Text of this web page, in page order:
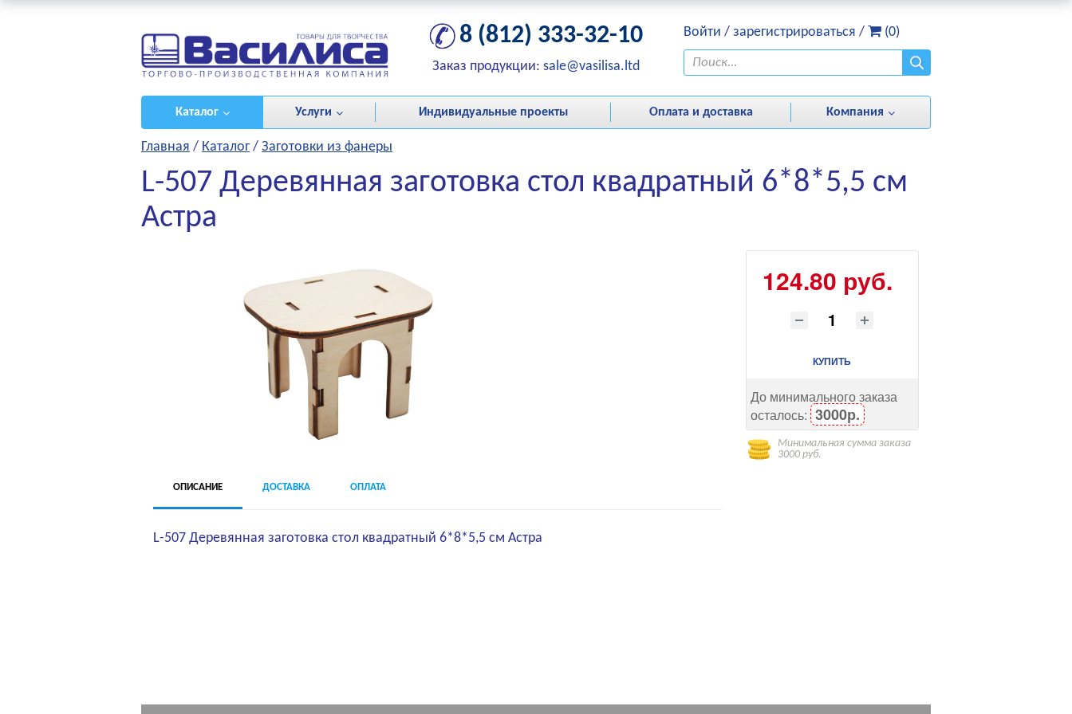
8 (812) 333-32-10
Заказ продукции: sale@vasilisa.ltd
Войти / зарегистрироваться / (0)
Каталог Услуги Индивидуальные проекты Оплата и доставка Компания
Главная / Каталог / Заготовки из фанеры
L-507 Деревянная заготовка стол квадратный 6*8*5,5 см
Астра
124.80 руб.
КУПИТЬ
До минимального заказа
осталось: 3000р.
Минимальная сумма заказа
3000 руб.
ОПИСАНИЕ ДОСТАВКА ОПЛАТА
L-507 Деревянная заготовка стол квадратный 6*8*5,5 см Астра